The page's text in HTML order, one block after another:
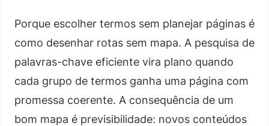
Porque escolher termos sem planejar páginas é
como desenhar rotas sem mapa. A pesquisa de
palavras-chave eficiente vira plano quando
cada grupo de termos ganha uma página com
promessa coerente. A consequência de um
bom mapa é previsibilidade: novos conteúdos